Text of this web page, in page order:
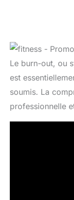
Le burn-out, ou
est
soumis. La
professionnelle